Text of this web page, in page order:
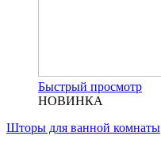
Быстрый просмотр
НОВИНКА
Шторы для ванной комнаты